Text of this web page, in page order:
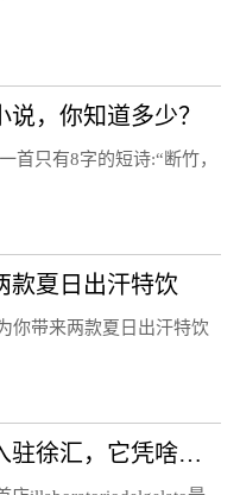
，你知道多少？
首只有8字的短诗:“断竹，
款夏日出汗特饮
你带来两款夏日出汗特饮
风靡纽约的冰淇淋实验室入驻徐汇，它凭啥俘获“中国胃”？